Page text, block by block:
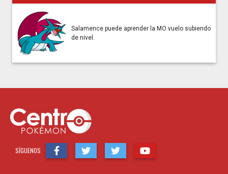
Salamence puede aprender la MO vuelo subiendo
de nivel.
SÍGUENOS